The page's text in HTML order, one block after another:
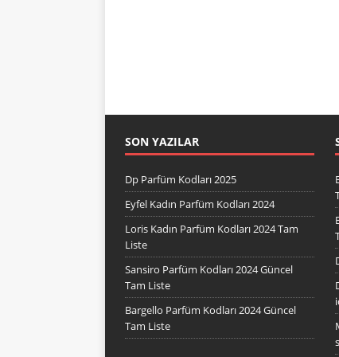
SON YAZILAR
Dp Parfüm Kodları 2025
Eyfel Kadın Parfüm Kodları 2024
Loris Kadın Parfüm Kodları 2024 Tam
Liste
Sansiro Parfüm Kodları 2024 Güncel
Tam Liste
Bargello Parfüm Kodları 2024 Güncel
Tam Liste